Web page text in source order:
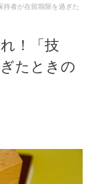
持者が在留期限を過ぎた
！「技
たときの